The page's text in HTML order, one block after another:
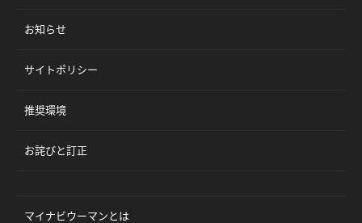
お知らせ
サイトポリシー
推奨環境
お詫びと訂正
マイナビウーマンとは